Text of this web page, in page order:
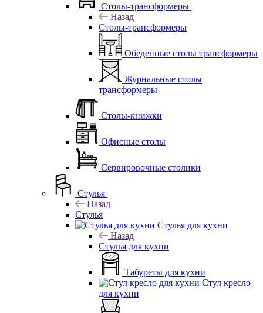
Столы-трансформеры
Назад
Столы-трансформеры
Обеденные столы трансформеры
Журнальные столы
трансформеры
Столы-книжки
Офисные столы
Сервировочные столики
Стулья
Назад
Стулья
Стулья для кухни
Назад
Стулья для кухни
Табуреты для кухни
Стул кресло
для кухни